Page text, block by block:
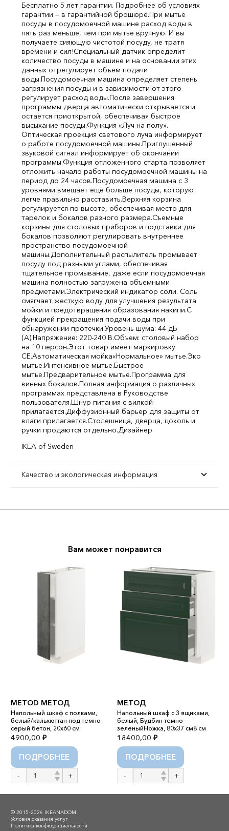
Бесплатно 5 лет гарантии. Подробнее об условиях
гарантии — в гарантийной брошюре.При мытье
посуды в посудомоечной машине расход воды в
пять раз меньше, чем при мытье вручную. И вы
получаете сияющую чистотой посуду, не тратя
времени и сил!Специальный датчик определит
количество посуды в машине и на основании этих
данных отрегулирует объем подачи
воды.Посудомоечная машина определяет степень
загрязнения посуды и в зависимости от этого
регулирует расход воды.После завершения
программы дверца автоматически открывается и
остается приоткрытой, обеспечивая быстрое
высыхание посуды.Функция «Луч на полу».
Оптическая проекция светового луча информирует
о работе посудомоечной машины.Приглушенный
звуковой сигнал информирует об окончании
программы.Функция отложенного старта позволяет
отложить начало работы посудомоечной машины на
период до 24 часов.Посудомоечная машина с 3
уровнями вмещает еще больше посуды, которую
легче правильно расставить.Верхняя корзина
регулируется по высоте, обеспечивая место для
тарелок и бокалов разного размера.Съемные
корзины для столовых приборов и подставки для
бокалов позволяют регулировать внутреннее
пространство посудомоечной
машины.Дополнительный распылитель промывает
посуду под разными углами, обеспечивая
тщательное промывание, даже если посудомоечная
машина полностью загружена объемными
предметами.Электрический индикатор соли. Соль
смягчает жесткую воду для улучшения результата
мойки и предотвращения образования накипи.С
функцией прекращения подачи воды при
обнаружении протечки.Уровень шума: 44 дБ
(A).Напряжение: 220-240 В.Объем: столовый набор
на 10 персон.Этот товар имеет маркировку
CE.Автоматическая мойка«Нормальное» мытье.Эко
мытье.Интенcивное мытье.Быстрое
мытье.Предварительное мытье.Программа для
винных бокалов.Полная информация о различных
программах представлена в Руководстве
пользователя.Шнур питания с вилкой
прилагается.Диффузионный барьер для защиты от
влаги прилагается.Столешница, дверца, цоколь и
ручки продаются отдельно.Дизайнер
IKEA of Sweden
Качество и экологическая информация
Вам может понравится
METOD МЕТОД
Напольный шкаф с полками,
белый/кальхюттан под темно-
серый бетон, 20x60 см
4900,00 ₽
ПОДРОБНЕЕ
Количество
товара
METOD
МЕТОД
Напольный шкаф с 3 ящиками,
белый, Будбин темно-
зеленыйНожка, 80x37 см8 см
18400,00 ₽
ПОДРОБНЕЕ
Количество
товара
МЕТОД
© 2015–2026 IKEANADOM
Условия оказания услуг
Политика конфиденциальности